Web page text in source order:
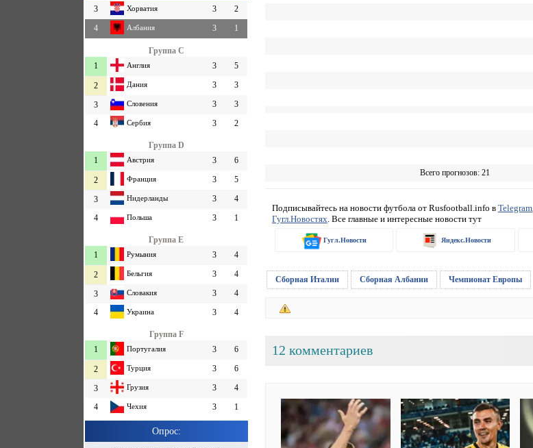
3 Хорватия 3
2
4
Албания 3 1
Группа C
1
Англия 3 5
2 Дания 3 3
3 Словения 3
3
4
Сербия 3 2
Группа D
1
Австрия 3 6
2 Франция 3 5
3 Нидерланды 3
4
4
Польша 3 1
Группа E
1
Румыния 3 4
2 Бельгия 3 4
3 Словакия 3
4
4
Украина 3 4
Группа F
1
Португалия 3 6
2 Турция 3 6
3 Грузия 3
4
4
Чехия 3 1
Опрос:
Всего прогнозов: 21
Подписывайтесь на новости футбола от Rusfootball.info в Telegram,
Гугл.Новостях . Все главные и интересные новости тут
Гугл.Новости Яндекс.Новости
Сборная Италии Сборная Албании Чемпионат Европы
12 комментариев